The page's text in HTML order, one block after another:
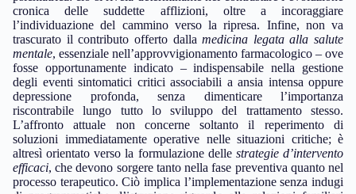
cronica delle suddette afflizioni, oltre a incoraggiare
l’individuazione del cammino verso la ripresa. Infine, non va
trascurato il contributo offerto dallamedicina legata alla salute
mentale, essenziale nell’approvvigionamento farmacologico – ove
fosse opportunamente indicato – indispensabile nella gestione
degli eventi sintomatici critici associabili a ansia intensa oppure
depressione profonda, senza dimenticare l’importanza
riscontrabile lungo tutto lo sviluppo del trattamento stesso.
L’affronto attuale non concerne soltanto il reperimento di
soluzioni immediatamente operative nelle situazioni critiche; è
altresì orientato verso la formulazione delle strategie d’intervento
efficaci, che devono sorgere tanto nella fase preventiva quanto nel
processo terapeutico. Ciò implica l’implementazione senza indugi